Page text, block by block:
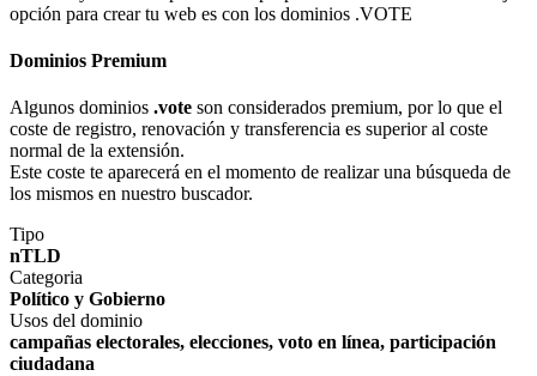
opción para crear tu web es con los dominios .VOTE
Dominios Premium
Algunos dominios .vote son considerados premium, por lo que el
coste de registro, renovación y transferencia es superior al coste
normal de la extensión.
Este coste te aparecerá en el momento de realizar una búsqueda de
los mismos en nuestro buscador.
Tipo
nTLD
Categoria
Político y Gobierno
Usos del dominio
campañas electorales, elecciones, voto en línea, participación
ciudadana